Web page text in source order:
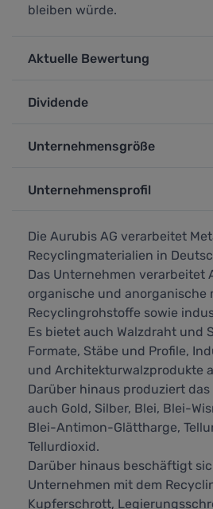
bleiben würde.
Aktuelle Bewertung
Dividende
Unternehmensgröße
Unternehmensprofil
Die Aurubis AG verarbeitet
Recyclingmaterialien in
Das Unternehmen verarbeitet
organische und anorganische
Recyclingrohstoffe sowie
Es bietet auch Walzdraht und
Formate, Stäbe und Profile,
und Architekturwalzprodukte
Darüber hinaus produziert
auch Gold, Silber, Blei, Blei-
Blei-Antimon-Glättharge,
Tellurdioxid.
Darüber hinaus beschäftigt
Unternehmen mit dem
Kupferschrott,